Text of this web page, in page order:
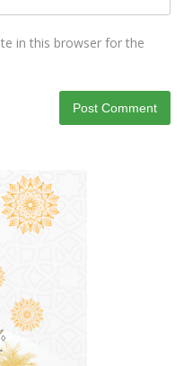
in this browser for the